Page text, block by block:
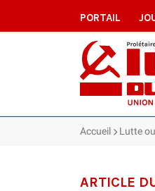
PORTAIL
Accueil Lutte
ARTICLE